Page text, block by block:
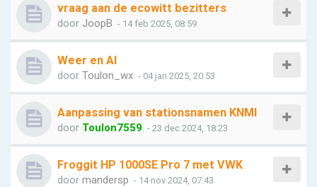
vraag aan de ecowitt bezitters
door JoopB - 14 feb 2025, 08:59
Weer en AI
door Toulon_wx - 04 jan 2025, 20:53
Aanpassing van stationsnamen KNMI
door Toulon7559 - 23 dec 2024, 18:23
Froggit HP 1000SE Pro 7 met VWK
door mandersp - 14 nov 2024, 07:43